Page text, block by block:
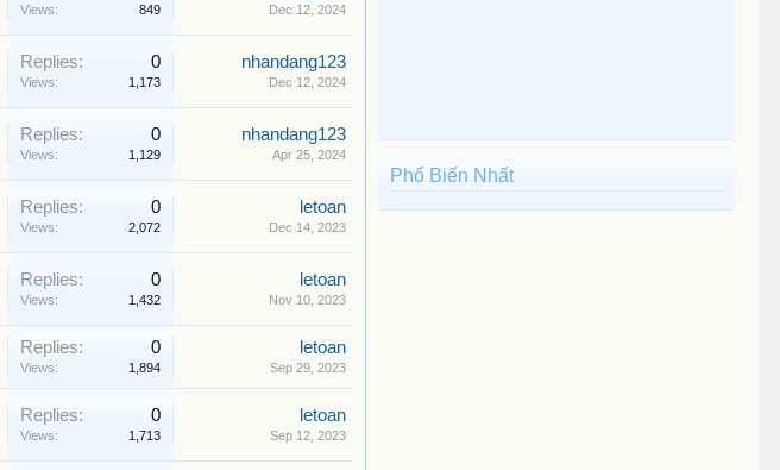
Views: 849 Dec 12, 2024
Replies: 0
Views: 1,173
nhandang123
Dec 12, 2024
Replies: 0
Views: 1,129
nhandang123
Apr 25, 2024
Replies: 0
Views: 2,072
letoan
Dec 14, 2023
Replies: 0
Views: 1,432
letoan
Nov 10, 2023
Replies: 0
Views: 1,894
letoan
Sep 29, 2023
Replies: 0
Views: 1,713
letoan
Sep 12, 2023
Phổ Biến Nhất